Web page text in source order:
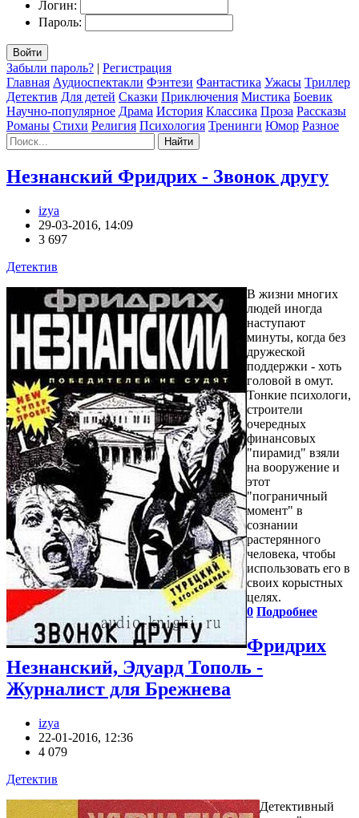
Логин:
Пароль:
Войти
Забыли пароль? | Регистрация
Главная Аудиоспектакли Фэнтези Фантастика Ужасы Триллер
Детектив Для детей Сказки Приключения Мистика Боевик
Научно-популярное Драма История Классика Проза Рассказы
Романы Стихи Религия Психология Тренинги Юмор Разное
Найти
Незнанский Фридрих - Звонок другу
izya
29-03-2016, 14:09
3 697
Детектив
В жизни многих
людей иногда
наступают
минуты, когда без
дружеской
поддержки - хоть
головой в омут.
Тонкие психологи,
строители
очередных
финансовых
"пирамид" взяли
на вооружение и
этот
"пограничный
момент" в
сознании
растерянного
человека, чтобы
использовать его в
своих корыстных
целях.
0 Подробнее
Фридрих
Незнанский, Эдуард Тополь -
Журналист для Брежнева
izya
22-01-2016, 12:36
4 079
Детектив
Детективный